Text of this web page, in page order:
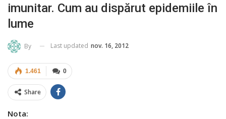
imunitar. Cum au dispărut epidemiile în
lume
By Last updated nov. 16, 2012
0
1.461
Share
Nota: